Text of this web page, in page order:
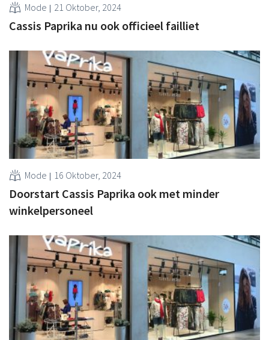
Mode 21 Oktober, 2024
Cassis Paprika nu ook officieel failliet
Mode 16 Oktober, 2024
Doorstart Cassis Paprika ook met minder
winkelpersoneel